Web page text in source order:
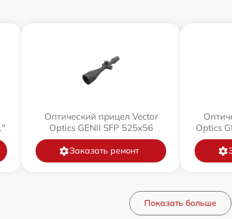
Оптический прицел Vector
Optics GENII SFP 525x56
Заказать ремонт
Optics
Показать больше